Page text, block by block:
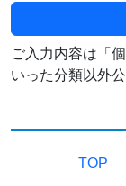
ご入力内容は「
いった分類以外
TOP